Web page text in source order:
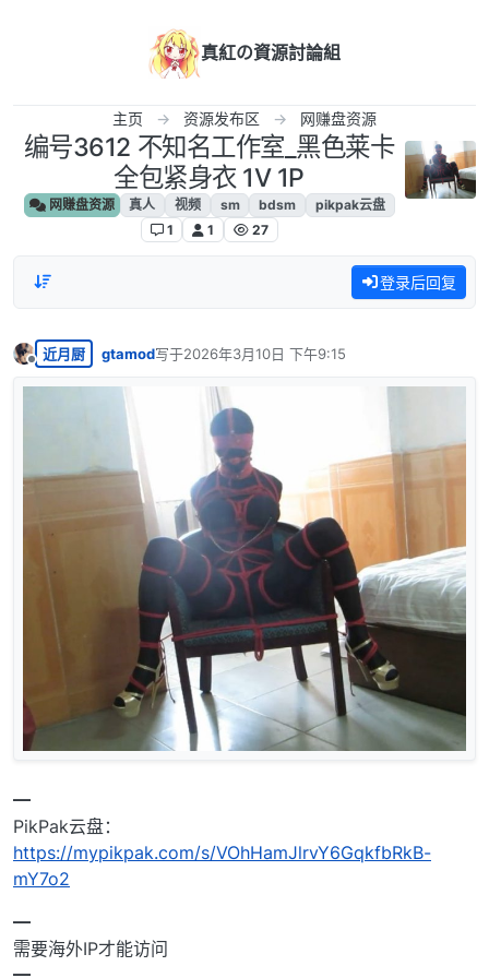
真紅の資源討論組
主页 资源发布区 网赚盘资源
编号3612 不知名工作室_黑色莱卡
全包紧身衣 1V 1P
网赚盘资源 真人 视频 sm bdsm
pikpak云盘
1
1 27
登录后回复
离线
近月厨 gtamod写于2026年3月10日 下午9:15
最后由 编辑
━
PikPak云盘：
https://mypikpak.com/s/VOhHamJlrvY6GqkfbRkB-
mY7o2
━
需要海外IP才能访问